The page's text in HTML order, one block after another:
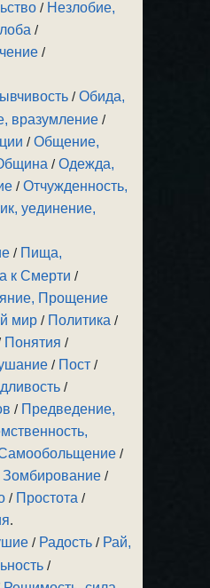
/ Незлобие,
/
/
/Обида,
вразумление /
/Общение,
/Одежда,
/Отчужденность,
уединение,
/ Пища,
к Смерти /
Прощение
мир / Политика /
Понятия /
/ Пост /
/
/ Предведение,
/
Зомбирование /
/ Простота /
.
/ Радость / Рай,
/